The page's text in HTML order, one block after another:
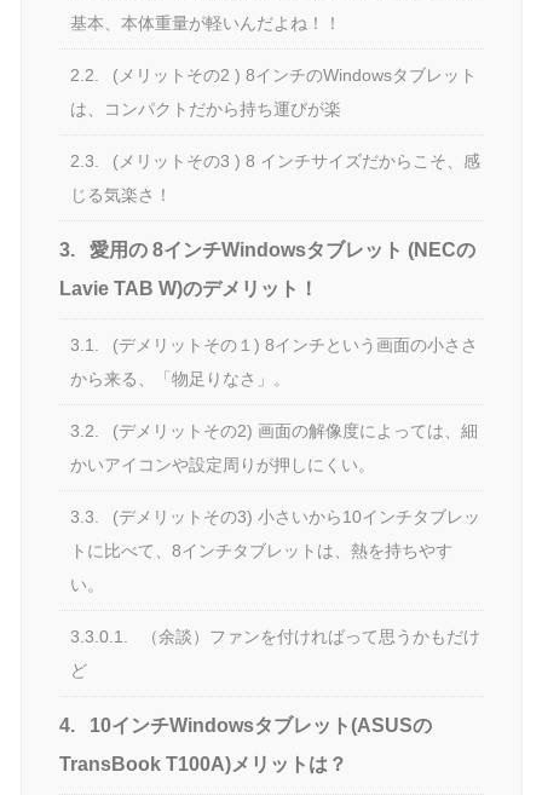
基本、本体重量が軽いんだよね！！
2.2.
(メリットその2 ) 8インチのWindowsタブレット
は、コンパクトだから持ち運びが楽
2.3.
(メリットその3 ) 8 インチサイズだからこそ、感
じる気楽さ！
3.
愛用の 8インチWindowsタブレット (NECの
Lavie TAB W)のデメリット！
3.1.
(デメリットその１) 8インチという画面の小ささ
から来る、「物足りなさ」。
3.2.
(デメリットその2) 画面の解像度によっては、細
かいアイコンや設定周りが押しにくい。
3.3.
(デメリットその3) 小さいから10インチタブレッ
トに比べて、8インチタブレットは、熱を持ちやす
い。
3.3.0.1.
（余談）ファンを付ければって思うかもだけ
ど
4.
10インチWindowsタブレット(ASUSの
TransBook T100A)メリットは？